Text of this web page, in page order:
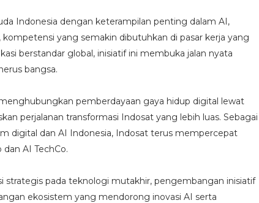
Indonesia dengan keterampilan penting dalam AI,
yang semakin dibutuhkan di pasar kerja yang
berstandar global, inisiatif ini membuka jalan nyata
bangsa.
pemberdayaan gaya hidup digital lewat
perjalanan transformasi Indosat yang lebih luas. Sebagai
digital dan AI Indonesia, Indosat terus mempercepat
AI TechCo.
strategis pada teknologi mutakhir, pengembangan inisiatif
ekosistem yang mendorong inovasi AI serta